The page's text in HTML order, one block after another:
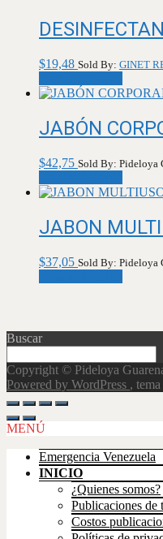
$19,48 Sold By: GINET
JABÓN
$42,75 Sold By: Pideloya
JABON
$37,05 Sold By: Pideloya
Buscar
Copyright © Pideloya
Powered by WordPress , tema
Scroll
Up
MENÚ
Emergencia Venezuela
INICIO
¿Quienes somos?
Publicaciones de
Costos